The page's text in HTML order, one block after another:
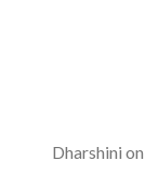
Dharshini on